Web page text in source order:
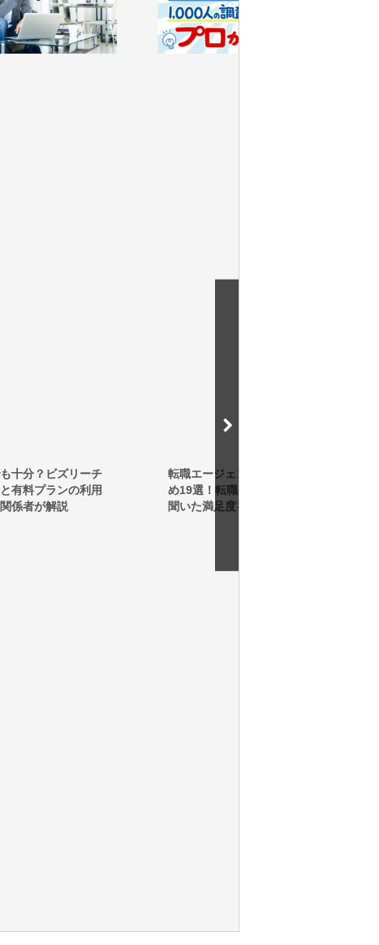
転職エージェントのおすす
め19選！転職者1000人に
聞いた満足度を徹底比較
30代におすすめの転職サイ
ト！満足度ランキングとプ
ロが教える選び方